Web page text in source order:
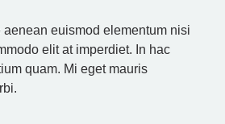
euismod elementum nisi
elit at imperdiet. In hac
quam. Mi eget mauris